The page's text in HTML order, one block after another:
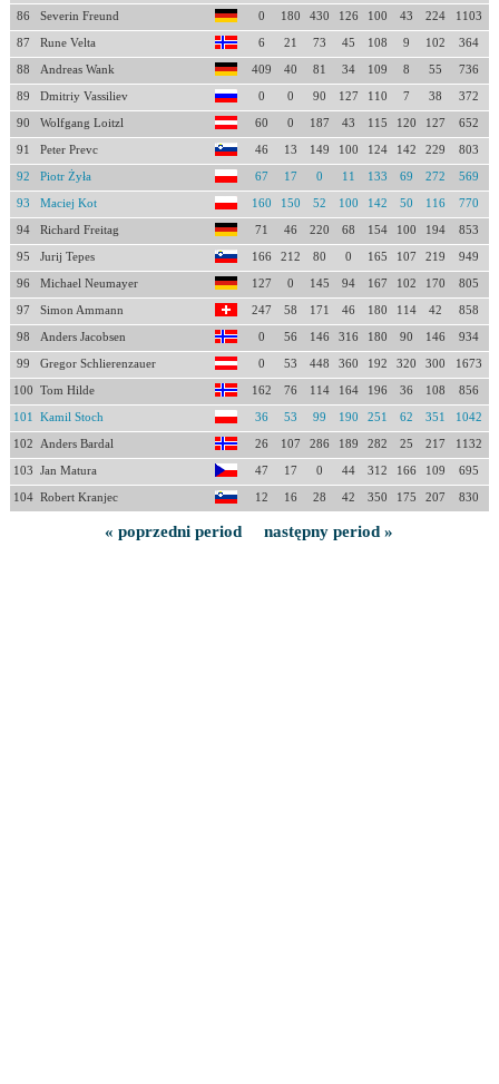
86 Severin Freund 0 180 430 126 100 43 224 1103
87 Rune Velta 6 21 73 45 108 9 102 364
88 Andreas Wank 409 40 81 34 109 8 55 736
89 Dmitriy Vassiliev 0 0 90 127 110 7 38 372
90 Wolfgang Loitzl 60 0 187 43 115 120 127 652
91 Peter Prevc 46 13 149 100 124 142 229 803
92 Piotr Żyła 67 17 0 11 133 69 272 569
93 Maciej Kot 160 150 52 100 142 50 116 770
94 Richard Freitag 71 46 220 68 154 100 194 853
95 Jurij Tepes 166 212 80 0 165 107 219 949
96 Michael Neumayer 127 0 145 94 167 102 170 805
97 Simon Ammann 247 58 171 46 180 114 42 858
98 Anders Jacobsen 0 56 146 316 180 90 146 934
99 Gregor Schlierenzauer 0 53 448 360 192 320 300 1673
100 Tom Hilde 162 76 114 164 196 36 108 856
101 Kamil Stoch 36 53 99 190 251 62 351 1042
102 Anders Bardal 26 107 286 189 282 25 217 1132
103 Jan Matura 47 17 0 44 312 166 109 695
104 Robert Kranjec 12 16 28 42 350 175 207 830
« poprzedni period następny period »